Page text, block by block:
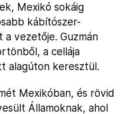
Mexikó sokáig
kábítószer-
vezetője. Guzmán
a cellája
alagúton keresztül.
Mexikóban, és rövid
Államoknak, ahol